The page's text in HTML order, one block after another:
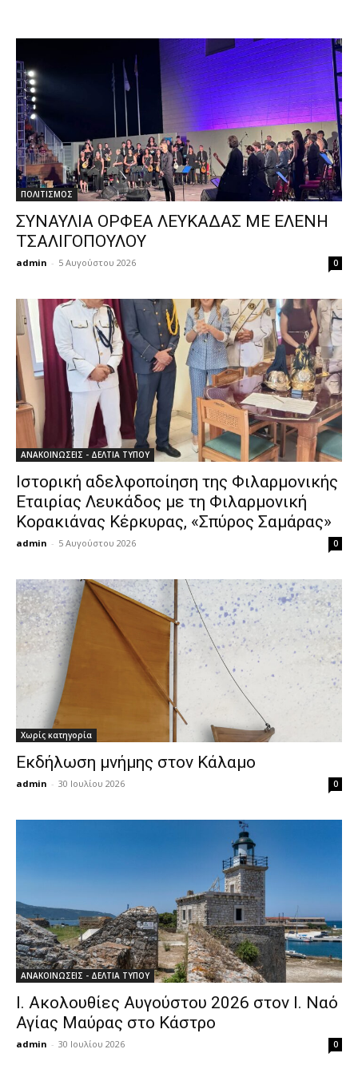
ΠΟΛΙΤΙΣΜΟΣ
ΣΥΝΑΥΛΙΑ ΟΡΦΕΑ ΛΕΥΚΑΔΑΣ ΜΕ ΕΛΕΝΗ
ΤΣΑΛΙΓΟΠΟΥΛΟΥ
admin - 5 Αυγούστου 2026 0
ΑΝΑΚΟΙΝΩΣΕΙΣ - ΔΕΛΤΙΑ ΤΥΠΟΥ
Ιστορική αδελφοποίηση της Φιλαρμονικής
Εταιρίας Λευκάδος με τη Φιλαρμονική
Κορακιάνας Κέρκυρας, «Σπύρος Σαμάρας»
admin - 5 Αυγούστου 2026 0
Χωρίς κατηγορία
Εκδήλωση μνήμης στον Κάλαμο
admin - 30 Ιουλίου 2026 0
ΑΝΑΚΟΙΝΩΣΕΙΣ - ΔΕΛΤΙΑ ΤΥΠΟΥ
Ι. Ακολουθίες Αυγούστου 2026 στον Ι. Ναό
Αγίας Μαύρας στο Κάστρο
admin - 30 Ιουλίου 2026 0